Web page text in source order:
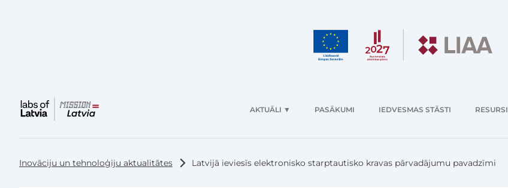
AKTUĀLI ▼ PASĀKUMI IEDVESMAS STĀSTI RESURSI
Inovāciju un tehnoloģiju aktualitātes Latvijā ieviesīs elektronisko starptautisko kravas pārvadājumu pavadzīmi